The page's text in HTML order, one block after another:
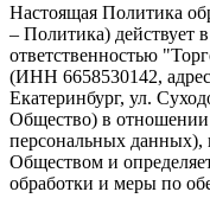
Настоящая Политика
– Политика) действует
ответственностью
(ИНН 6658530142,
Екатеринбург, ул.
Общество) в отношении
персональных данных),
Обществом и
обработки и меры по